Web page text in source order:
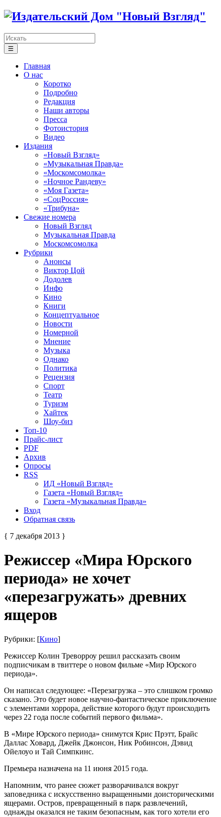
☰
Главная
О нас
Коротко
Подробно
Редакция
Наши авторы
Пресса
Фотоистория
Видео
Издания
«Новый Взгляд»
«Музыкальная Правда»
«Москомсомолка»
«Ночное Рандеву»
«Моя Газета»
«СоцРоссия»
«Трибуна»
Свежие номера
Новый Взгляд
Музыкальная Правда
Москомсомолка
Рубрики
Анонсы
Виктор Цой
Додолев
Инфо
Кино
Книги
Концептуальное
Новости
Номерной
Мнение
Музыка
Однако
Политика
Рецензия
Спорт
Театр
Туризм
Хайтек
Шоу-биз
Топ-10
Прайс-лист
PDF
Архив
Опросы
RSS
ИД «Новый Взгляд»
Газета «Новый Взгляд»
Газета «Музыкальная Правда»
Вход
Обратная связь
{ 7 декабря 2013 }
Режиссер «Мира Юрского
периода» не хочет
«перезагружать» древних
ящеров
Рубрики: [Кино]
Режиссер Колин Треворроу решил рассказать своим
подписчикам в твиттере о новом фильме «Мир Юрского
периода».
Он написал следующее: «Перезагрузка – это слишком громко
сказано. Это будет новое научно-фантастическое приключение
с элементами хоррора, действие которого будут происходить
через 22 года после событий первого фильма».
В «Мире Юрского периода» снимутся Крис Прэтт, Брайс
Даллас Ховард, Джейк Джонсон, Ник Робинсон, Дэвид
Ойелоуо и Тай Симпкинс.
Премьера назначена на 11 июня 2015 года.
Напомним, что ранее сюжет разворачивался вокруг
заповедника с искусственно выращенными доисторическими
ящерами. Остров, превращенный в парк развлечений,
однажды оказался не таким безопасным, как того хотели его